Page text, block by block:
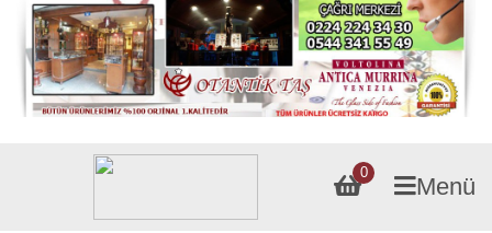
0
Menü